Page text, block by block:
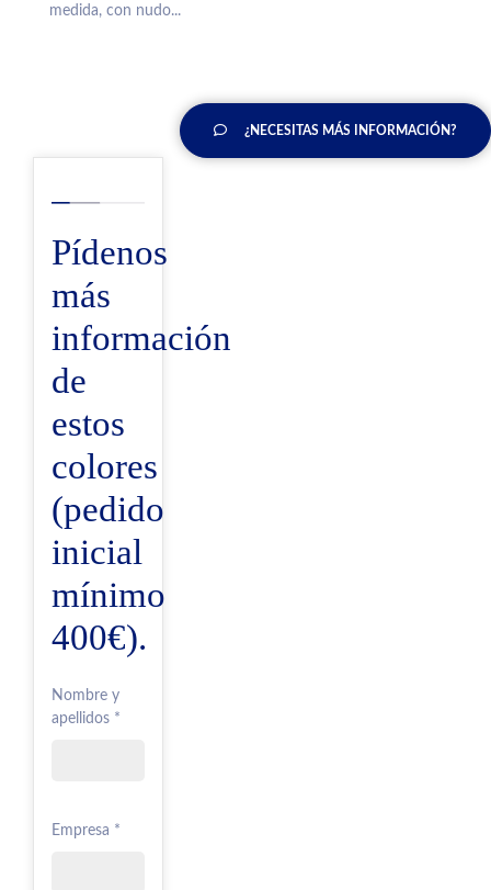
medida, con nudo...
¿NECESITAS MÁS INFORMACIÓN?
Pídenos
más
información
de
estos
colores
(pedido
inicial
mínimo
400€).
Nombre y
apellidos *
Empresa *